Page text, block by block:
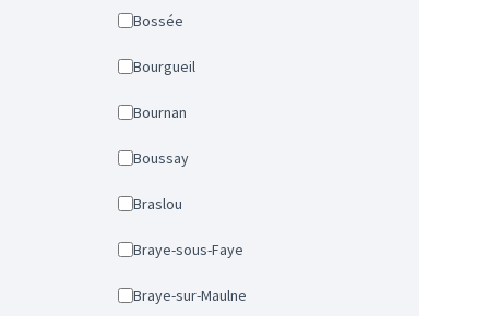
Bossée
Bourgueil
Bournan
Boussay
Braslou
Braye-sous-Faye
Braye-sur-Maulne